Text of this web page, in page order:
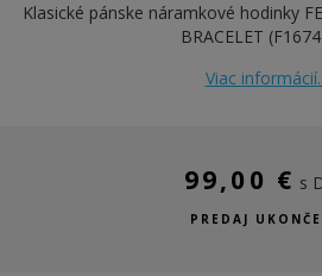
Klasické pánske náramkové hodinky
BRACELET
Viac
99,00 € s
PREDAJ